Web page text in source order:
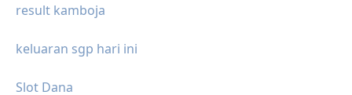
result kamboja
keluaran sgp hari ini
Slot Dana